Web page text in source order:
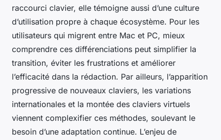
raccourci clavier, elle témoigne aussi d’une culture
d’utilisation propre à chaque écosystème. Pour les
utilisateurs qui migrent entre Mac et PC, mieux
comprendre ces différenciations peut simplifier la
transition, éviter les frustrations et améliorer
l’efficacité dans la rédaction. Par ailleurs, l’apparition
progressive de nouveaux claviers, les variations
internationales et la montée des claviers virtuels
viennent complexifier ces méthodes, soulevant le
besoin d’une adaptation continue. L’enjeu de